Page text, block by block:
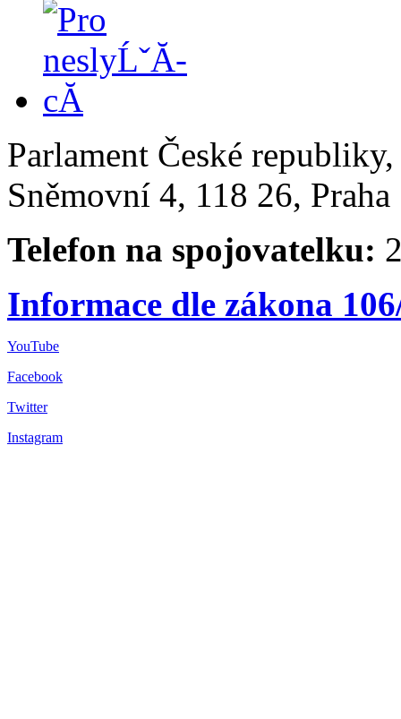
Parlament České
Sněmovní 4, 118 26,
Telefon na spojovatelku:
Informace dle zákona
YouTube
Facebook
Twitter
Instagram